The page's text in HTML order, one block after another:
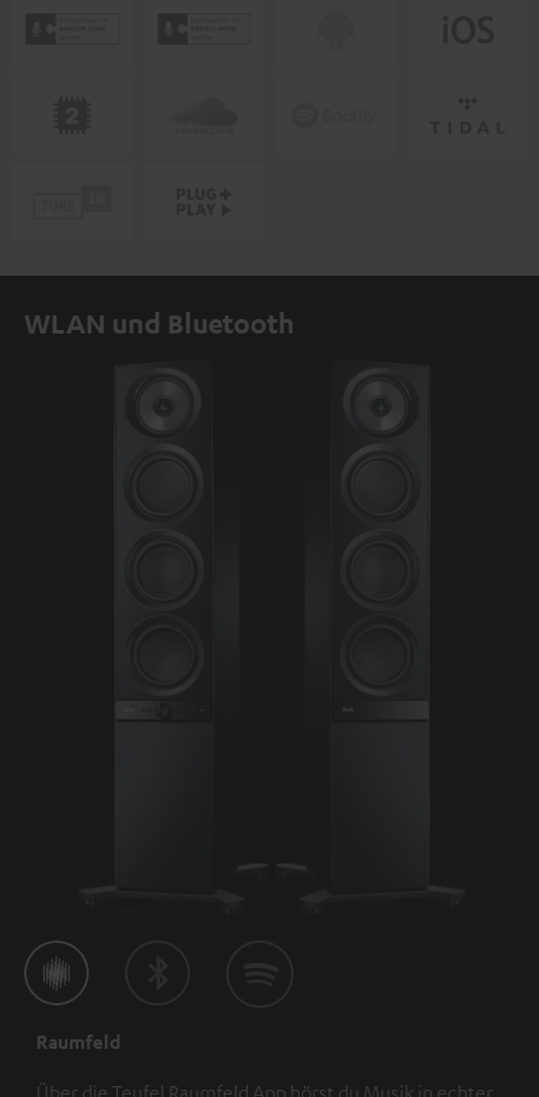
WLAN und Bluetooth
Raumfeld
Über die Teufel Raumfeld App hörst du Musik in echter